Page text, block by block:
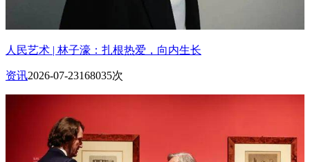
人民艺术 | 林子濠：扎根热爱，向内生长
资讯2026-07-23168035次